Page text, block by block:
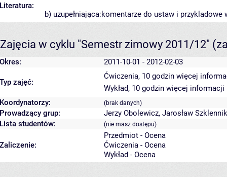
Literatura:
b) uzupełniająca:komentarze do ustaw i przykladowe
Zajęcia w cyklu "Semestr zimowy 2011/12"
Okres: 2011-10-01 - 2012-02-03
Typ zajęć:
Ćwiczenia, 10 godzin więcej
Wykład, 10 godzin więcej informacji
Koordynatorzy:
(brak danych)
Prowadzący grup: Jerzy Obolewicz, Jarosław Szklennik
Lista studentów:
(nie masz dostępu)
Zaliczenie:
Przedmiot - Ocena
Ćwiczenia - Ocena
Wykład - Ocena